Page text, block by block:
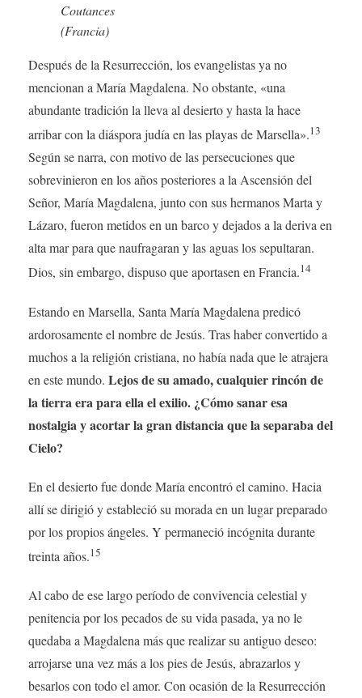
Coutances
(Francia)
Después de la Resurrección, los evangelistas ya no
mencionan a María Magdalena. No obstante, «una
abundante tradición la lleva al desierto y hasta la hace
arribar con la diáspora judía en las playas de Marsella».13
Según se narra, con motivo de las persecuciones que
sobrevinieron en los años posteriores a la Ascensión del
Señor, María Magdalena, junto con sus hermanos Marta y
Lázaro, fueron metidos en un barco y dejados a la deriva en
alta mar para que naufragaran y las aguas los sepultaran.
Dios, sin embargo, dispuso que aportasen en Francia.14
Estando en Marsella, Santa María Magdalena predicó
ardorosamente el nombre de Jesús. Tras haber convertido a
muchos a la religión cristiana, no había nada que le atrajera
en este mundo. Lejos de su amado, cualquier rincón de
la tierra era para ella el exilio. ¿Cómo sanar esa
nostalgia y acortar la gran distancia que la separaba del
Cielo?
En el desierto fue donde María encontró el camino. Hacia
allí se dirigió y estableció su morada en un lugar preparado
por los propios ángeles. Y permaneció incógnita durante
treinta años.15
Al cabo de ese largo período de convivencia celestial y
penitencia por los pecados de su vida pasada, ya no le
quedaba a Magdalena más que realizar su antiguo deseo:
arrojarse una vez más a los pies de Jesús, abrazarlos y
besarlos con todo el amor. Con ocasión de la Resurrección